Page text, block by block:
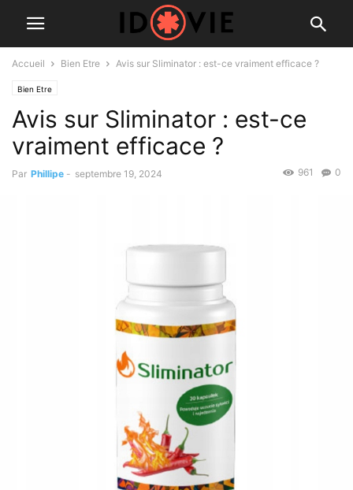
Accueil Bien Etre Avis sur Sliminator : est-ce vraiment efficace ?
Bien Etre
Avis sur Sliminator : est-ce
vraiment efficace ?
Par Phillipe - septembre 19, 2024 0
961